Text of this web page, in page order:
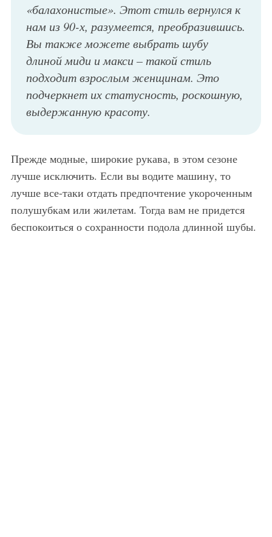
«балахонистые». Этот стиль вернулся к
нам из 90-х, разумеется, преобразившись.
Вы также можете выбрать шубу
длиной миди и макси – такой стиль
подходит взрослым женщинам. Это
подчеркнет их статусность, роскошную,
выдержанную красоту.
Прежде модные, широкие рукава, в этом сезоне
лучше исключить. Если вы водите машину, то
лучше все-таки отдать предпочтение укороченным
полушубкам или жилетам. Тогда вам не придется
беспокоиться о сохранности подола длинной шубы.